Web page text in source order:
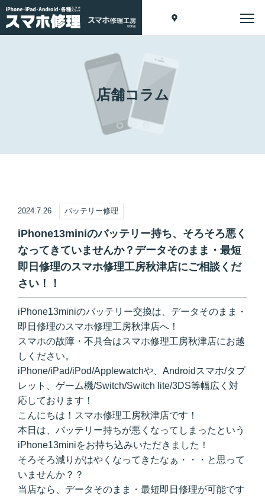
店舗コラム
2024.7.26 バッテリー修理
iPhone13miniのバッテリー持ち、そろそろ悪く
なってきていませんか？データそのまま・最短
即日修理のスマホ修理工房秋津店にご相談くだ
さい！！
iPhone13miniのバッテリー交換は、データそのまま・
即日修理のスマホ修理工房秋津店へ！
スマホの故障・不具合はスマホ修理工房秋津店にお越
しください。
iPhone/iPad/iPod/Applewatchや、Androidスマホ/タブ
レット、ゲーム機/Switch/Switch lite/3DS等幅広く対
応しております！
こんにちは！スマホ修理工房秋津店です！
本日は、バッテリー持ちが悪くなってしまったという
iPhone13miniをお持ち込みいただきました！
そろそろ減りがはやくなってきたなぁ・・・と思って
いませんか？？
当店なら、データそのまま・最短即日修理が可能です